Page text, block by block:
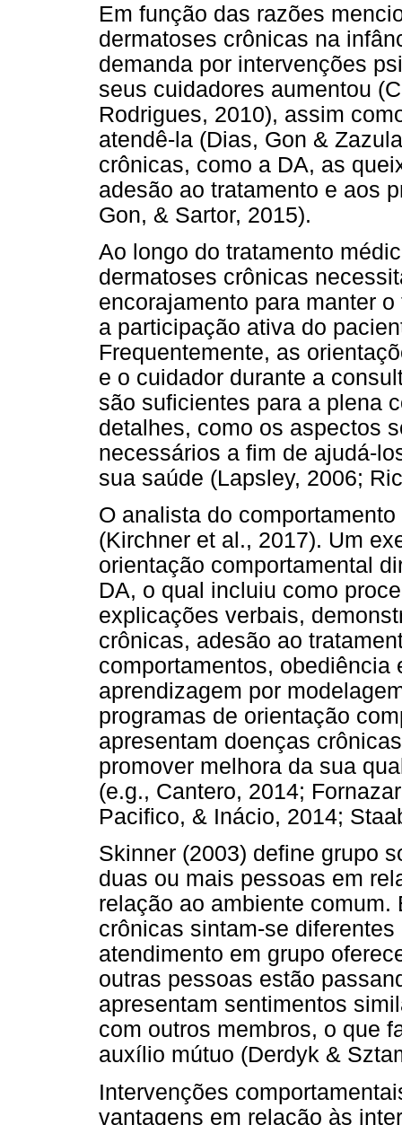
Em função das razões
dermatoses crônicas na
demanda por intervenções
seus cuidadores aumentou
Rodrigues, 2010), assim
atendê-la (Dias, Gon &
crônicas, como a DA, as
adesão ao tratamento e aos
Gon, & Sartor, 2015).
Ao longo do tratamento
dermatoses crônicas
encorajamento para manter
a participação ativa do
Frequentemente, as
e o cuidador durante a
são suficientes para a plena
detalhes, como os aspectos
necessários a fim de ajudá-
sua saúde (Lapsley, 2006;
O analista do
(Kirchner et al., 2017). Um
orientação comportamental
DA, o qual incluiu como
explicações verbais,
crônicas, adesão ao
comportamentos, obediência
aprendizagem por
programas de orientação
apresentam doenças
promover melhora da sua
(e.g., Cantero, 2014;
Pacifico, & Inácio, 2014;
Skinner (2003) define grupo
duas ou mais pessoas em
relação ao ambiente
crônicas sintam-se
atendimento em grupo
outras pessoas estão
apresentam sentimentos
com outros membros, o que
auxílio mútuo (Derdyk &
Intervenções
vantagens em relação às